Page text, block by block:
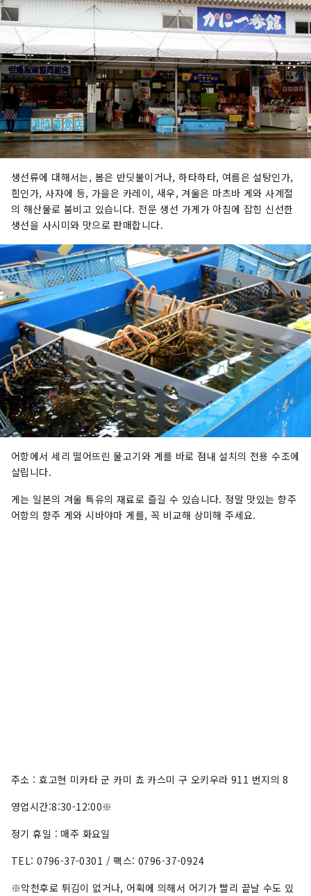
생선류에 대해서는, 봄은 반딧불이거나, 하타하타, 여름은 설탕인가,
흰인가, 사자에 등, 가을은 카레이, 새우, 겨울은 마츠바 게와 사계절
의 해산물로 붐비고 있습니다. 전문 생선 가게가 아침에 잡힌 신선한
생선을 사시미와 맛으로 판매합니다.
어항에서 세리 떨어뜨린 물고기와 게를 바로 점내 설치의 전용 수조에
살립니다.
게는 일본의 겨울 특유의 재료로 즐길 수 있습니다. 정말 맛있는 향주
어항의 향주 게와 시바야마 게를, 꼭 비교해 상미해 주세요.
주소 : 효고현 미카타 군 카미 쵸 카스미 구 오키우라 911 번지의 8
영업시간:8:30-12:00※
정기 휴일 : 매주 화요일
TEL: 0796-37-0301 / 팩스: 0796-37-0924
※악천후로 튀김이 없거나, 어획에 의해서 어기가 빨리 끝날 수도 있